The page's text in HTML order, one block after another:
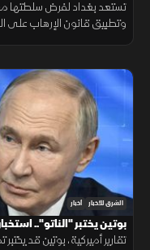
وتطبيق قانون الإرهاب على
الشرق للأخبار أخبار
بوتين يختبر "الناتو"..
تقارير أميركية، بوتين قد